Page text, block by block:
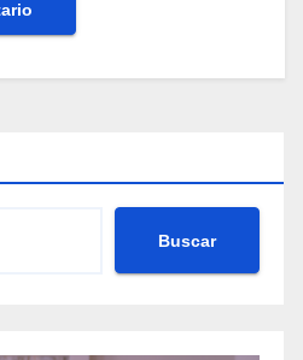
Buscar